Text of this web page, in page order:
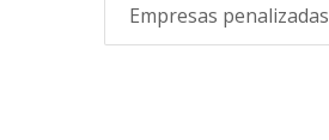
Empresas penalizadas